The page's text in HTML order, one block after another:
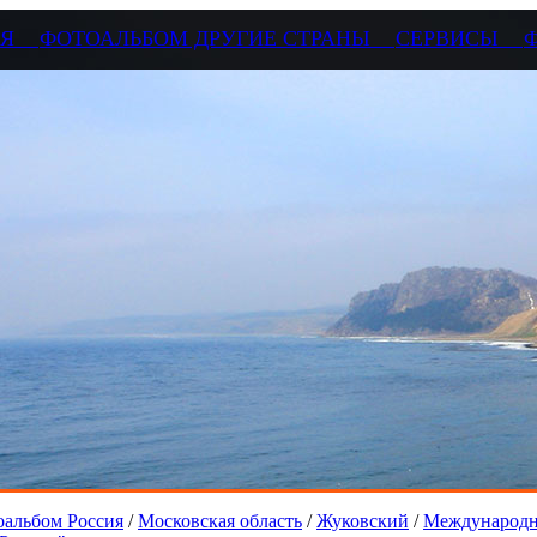
ФОТОАЛЬБОМ ДРУГИЕ СТРАНЫ СЕРВИСЫ
Россия /Московская область /Жуковский /